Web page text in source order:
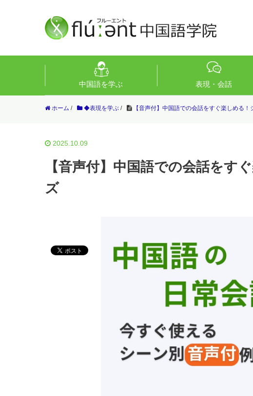
中国語を学ぶ 表現・会話
ホーム / ◆表現を学ぶ / 【音声付】中国語での会話をすぐ楽しめる
2025.10.09
【音声付】中国語での会話をす
ズ